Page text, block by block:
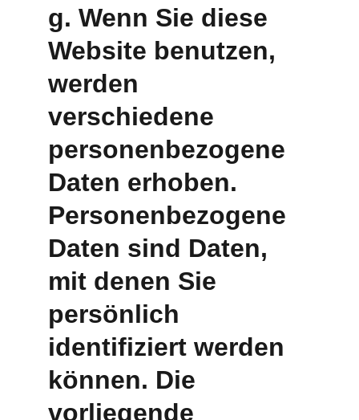
g. Wenn Sie diese
Website benutzen,
werden
verschiedene
personenbezogene
Daten erhoben.
Personenbezogene
Daten sind Daten,
mit denen Sie
persönlich
identifiziert werden
können. Die
vorliegende